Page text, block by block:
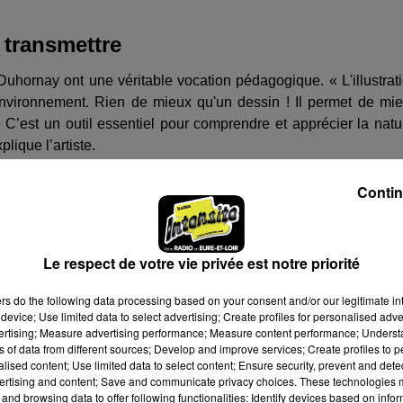
ont une véritable vocation pédagogique. «
Rien de mieux qu'un dessin ! Il permet de
un outil essentiel pour comprendre et apprécier la
l’artiste.
Le respect de votre vie privée est notre priorité
do the following data processing based on your consent and/or our legitimate
Use limited data to select advertising; Create profiles for personalised
Measure advertising performance; Measure content performance;
of data from different sources; Develop and improve services; Create profiles to
content; Use limited data to select content; Ensure security, prevent and
and content; Save and communicate privacy choices. These technologies
browsing data to offer following functionalities: Identify devices based on